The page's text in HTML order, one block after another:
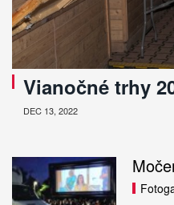
Vianočné trhy
DEC 13, 2022